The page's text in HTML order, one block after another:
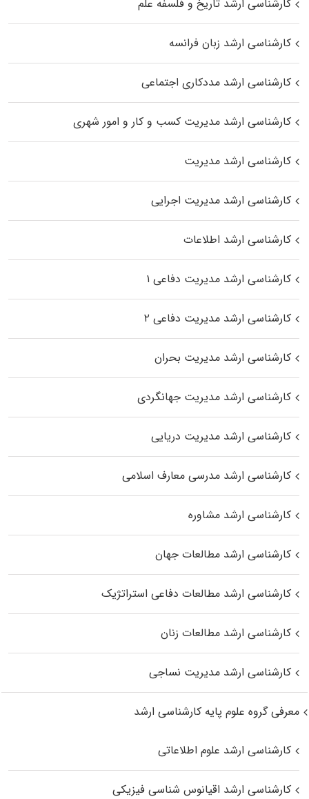
کارشناسی ارشد تاریخ و فلسفه علم
کارشناسی ارشد زبان فرانسه
کارشناسی ارشد مددکاری اجتماعی
کارشناسی ارشد مدیریت کسب و کار و امور شهری
کارشناسی ارشد مدیریت
کارشناسی ارشد مدیریت اجرایی
کارشناسی ارشد اطلاعات
کارشناسی ارشد مدیریت دفاعی ۱
کارشناسی ارشد مدیریت دفاعی ۲
کارشناسی ارشد مدیریت بحران
کارشناسی ارشد مدیریت جهانگردی
کارشناسی ارشد مدیریت دریایی
کارشناسی ارشد مدرسی معارف اسلامی
کارشناسی ارشد مشاوره
کارشناسی ارشد مطالعات جهان
کارشناسی ارشد مطالعات دفاعی استراتژیک
کارشناسی ارشد مطالعات زنان
کارشناسی ارشد مدیریت نساجی
معرفی گروه علوم پایه کارشناسی ارشد
کارشناسی ارشد علوم اطلاعاتی
کارشناسی ارشد اقیانوس‌ شناسی فیزیکی